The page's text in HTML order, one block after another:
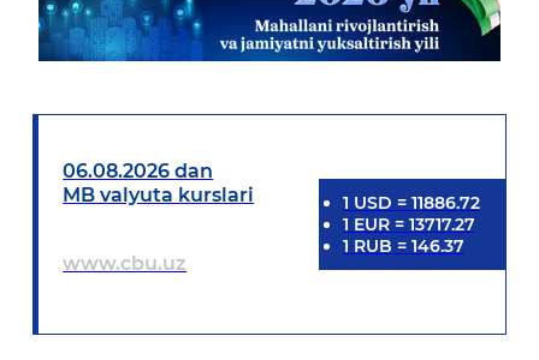
06.08.2026 dan
MB valyuta kurslari
www.cbu.uz
1 USD = 11886.72
1 EUR= 13717.27
1 RUB = 146.37